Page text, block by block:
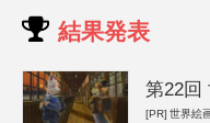
結果発表
第22回
[PR] 世界絵